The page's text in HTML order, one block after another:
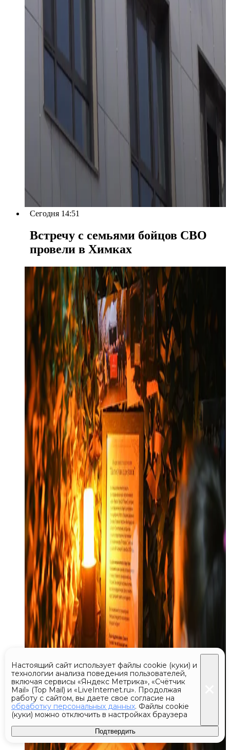
Сегодня 14:51
Встречу с семьями бойцов СВО
провели в Химках
Настоящий сайт использует файлы cookie (куки) и
технологии анализа поведения пользователей,
включая сервисы «Яндекс Метрика», «Счётчик
Mail» (Top Mail) и «LiveInternet.ru». Продолжая
работу с сайтом, вы даете свое согласие на
обработку персональных данных. Файлы cookie
(куки) можно отключить в настройках браузера
Подтвердить